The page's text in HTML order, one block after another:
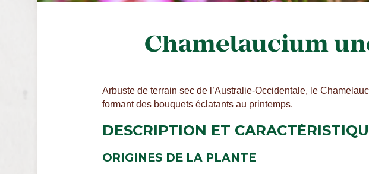
Chamelaucium
Arbuste de terrain sec de l’Australie-Occidentale, le
formant des bouquets éclatants au printemps.
DESCRIPTION ET
ORIGINES DE LA PLANTE